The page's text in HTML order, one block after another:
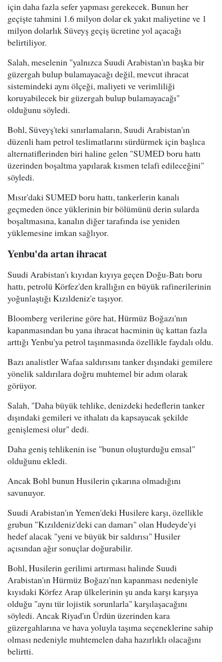
için daha fazla sefer yapması gerekecek. Bunun her
geçişte tahmini 1.6 milyon dolar ek yakıt maliyetine ve 1
milyon dolarlık Süveyş geçiş ücretine yol açacağı
belirtiliyor.
Salah, meselenin "yalnızca Suudi Arabistan'ın başka bir
güzergah bulup bulamayacağı değil, mevcut ihracat
sistemindeki aynı ölçeği, maliyeti ve verimliliği
koruyabilecek bir güzergah bulup bulamayacağı"
olduğunu söyledi.
Bohl, Süveyş'teki sınırlamaların, Suudi Arabistan'ın
düzenli ham petrol teslimatlarını sürdürmek için başlıca
alternatiflerinden biri haline gelen "SUMED boru hattı
üzerinden boşaltma yapılarak kısmen telafi edileceğini"
söyledi.
Mısır'daki SUMED boru hattı, tankerlerin kanalı
geçmeden önce yüklerinin bir bölümünü derin sularda
boşaltmasına, kanalın diğer tarafında ise yeniden
yüklemesine imkan sağlıyor.
Yenbu'da artan ihracat
Suudi Arabistan'ı kıyıdan kıyıya geçen Doğu-Batı boru
hattı, petrolü Körfez'den krallığın en büyük rafinerilerinin
yoğunlaştığı Kızıldeniz'e taşıyor.
Bloomberg verilerine göre hat, Hürmüz Boğazı'nın
kapanmasından bu yana ihracat hacminin üç kattan fazla
arttığı Yenbu'ya petrol taşınmasında özellikle faydalı oldu.
Bazı analistler Wafaa saldırısını tanker dışındaki gemilere
yönelik saldırılara doğru muhtemel bir adım olarak
görüyor.
Salah, "Daha büyük tehlike, denizdeki hedeflerin tanker
dışındaki gemileri ve ithalatı da kapsayacak şekilde
genişlemesi olur" dedi.
Daha geniş tehlikenin ise "bunun oluşturduğu emsal"
olduğunu ekledi.
Ancak Bohl bunun Husilerin çıkarına olmadığını
savunuyor.
Suudi Arabistan'ın Yemen'deki Husilere karşı, özellikle
grubun "Kızıldeniz'deki can damarı" olan Hudeyde'yi
hedef alacak "yeni ve büyük bir saldırısı" Husiler
açısından ağır sonuçlar doğurabilir.
Bohl, Husilerin gerilimi artırması halinde Suudi
Arabistan'ın Hürmüz Boğazı'nın kapanması nedeniyle
kıyıdaki Körfez Arap ülkelerinin şu anda karşı karşıya
olduğu "aynı tür lojistik sorunlarla" karşılaşacağını
söyledi. Ancak Riyad'ın Ürdün üzerinden kara
güzergahlarına ve hava yoluyla taşıma seçeneklerine sahip
olması nedeniyle muhtemelen daha hazırlıklı olacağını
belirtti.